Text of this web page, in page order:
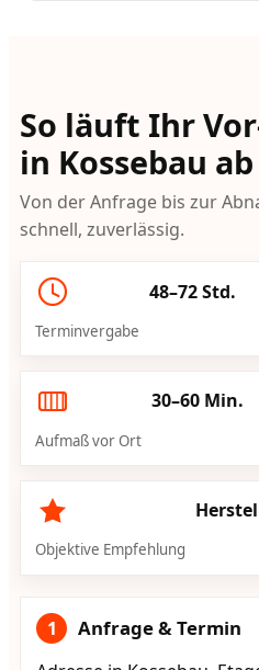
So läuft Ihr
in Kossebau ab
Von der Anfrage bis zur
schnell, zuverlässig.
48–72 Std.
Terminvergabe
30–60 Min.
Aufmaß vor Ort
Objektive Empfehlung
1 Anfrage & Termin